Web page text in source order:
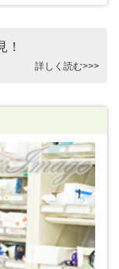
！
詳しく読む>>>